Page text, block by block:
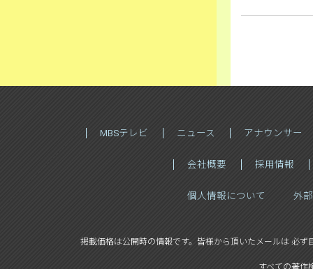
MBSテレビ ニュース アナウンサー
会社概要 採用情報
個人情報について 外
掲載価格は公開時の情報です。皆様から頂いたメールは 必ず
すべての著作